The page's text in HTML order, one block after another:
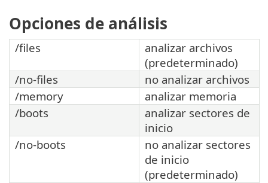
Opciones de análisis
/files
analizar archivos
(predeterminado)
/no-files
no analizar archivos
/memory
analizar memoria
/boots
analizar sectores de
inicio
/no-boots
no analizar sectores
de inicio
(predeterminado)